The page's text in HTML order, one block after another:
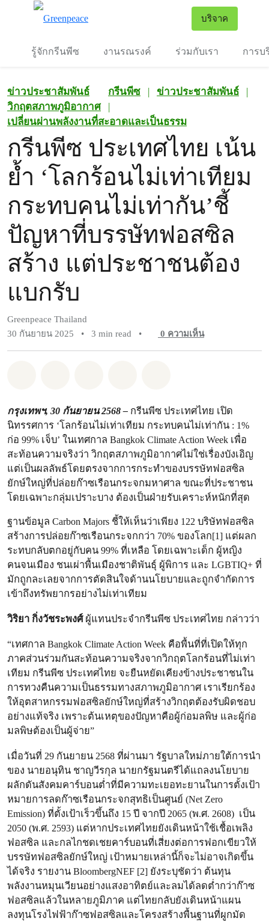
บริจาค
รู้จักกรีนพีซ งานรณรงค์ ร่วมกับเรา การบ
ข่าวประชาสัมพันธ์ กรีนพีซ | ข่าวประชาสัมพันธ์
|
วิกฤตสภาพภูมิอากาศ
|
เปลี่ยนผ่านพลังงานที่สะอาดและเป็นธรรม
กรีนพีซ ประเทศไทย เน้น
ย้ำ ‘โลกร้อนไม่เท่าเทียม
กระทบคนไม่เท่ากัน’ชี้
ปัญหาที่บรรษัทฟอสซิล
สร้าง แต่ประชาชนต้อง
แบกรับ
Greenpeace Thailand
30 กันยายน 2025
• 3 min read • 0 ความเห็น
กรุงเทพฯ, 30 กันยายน 2568 – กรีนพีซ ประเทศไทย เปิด
นิทรรศการ ‘โลกร้อนไม่เท่าเทียม กระทบคนไม่เท่ากัน : 1%
ก่อ 99% เจ็บ’ ในเทศกาล Bangkok Climate Action Week เพื่อ
สะท้อนความจริงว่า วิกฤตสภาพภูมิอากาศไม่ใช่เรื่องบังเอิญ
แต่เป็นผลลัพธ์โดยตรงจากการกระทำของบรรษัทฟอสซิล
ยักษ์ใหญ่ที่ปล่อยก๊าซเรือนกระจกมหาศาล ขณะที่ประชาชน
โดยเฉพาะกลุ่มเปราะบาง ต้องเป็นฝ่ายรับเคราะห์หนักที่สุด
ฐานข้อมูล Carbon Majors ชี้ให้เห็นว่าเพียง 122 บริษัทฟอสซิล
สร้างการปล่อยก๊าซเรือนกระจกกว่า 70% ของโลก[1] แต่ผลก
ระทบกลับตกอยู่กับคน 99% ที่เหลือ โดยเฉพาะเด็ก ผู้หญิง
คนจนเมือง ชนเผ่าพื้นเมืองชาติพันธุ์ ผู้พิการ และ LGBTIQ+ ที่
มักถูกละเลยจากการตัดสินใจด้านนโยบายและถูกจำกัดการ
เข้าถึงทรัพยากรอย่างไม่เท่าเทียม
วิริยา กิ่งวัชระพงศ์ผู้แทนประจำกรีนพีซ ประเทศไทย กล่าวว่า
“เทศกาล Bangkok Climate Action Week คือพื้นที่ที่เปิดให้ทุก
ภาคส่วนร่วมกันสะท้อนความจริงจากวิกฤตโลกร้อนที่ไม่เท่า
เทียม กรีนพีซ ประเทศไทย จะยืนหยัดเคียงข้างประชาชนใน
การทวงคืนความเป็นธรรมทางสภาพภูมิอากาศ เราเรียกร้อง
ให้อุตสาหกรรมฟอสซิลยักษ์ใหญ่ที่สร้างวิกฤตต้องรับผิดชอบ
อย่างแท้จริง เพราะต้นเหตุของปัญหาคือผู้ก่อมลพิษ และผู้ก่อ
มลพิษต้องเป็นผู้จ่าย”
เมื่อวันที่ 29 กันยายน 2568 ที่ผ่านมา รัฐบาลใหม่ภายใต้การนำ
ของ นายอนุทิน ชาญวีรกุล นายกรัฐมนตรีได้แถลงนโยบาย
ผลักดันสังคมคาร์บอนต่ำที่มีความทะเยอทะยานในการตั้งเป้า
หมายการลดก๊าซเรือนกระจกสุทธิเป็นศูนย์ (Net Zero
Emission) ที่ตั้งเป้าเร็วขึ้นถึง 15 ปี จากปี 2065 (พ.ศ. 2608) เป็น
2050 (พ.ศ. 2593) แต่หากประเทศไทยยังเดินหน้าใช้เชื้อเพลิง
ฟอสซิล และกลไกชดเชยคาร์บอนที่เสี่ยงต่อการฟอกเขียวให้
บรรษัทฟอสซิลยักษ์ใหญ่ เป้าหมายเหล่านี้ก็จะไม่อาจเกิดขึ้น
ได้จริง รายงาน BloombergNEF [2] ยังระบุชัดว่า ต้นทุน
พลังงานหมุนเวียนอย่างแสงอาทิตย์และลมได้ลดต่ำกว่าก๊าซ
ฟอสซิลแล้วในหลายภูมิภาค แต่ไทยกลับยังเดินหน้าแผน
ลงทุนโรงไฟฟ้าก๊าซฟอสซิลและโครงสร้างพื้นฐานที่ผูกมัด